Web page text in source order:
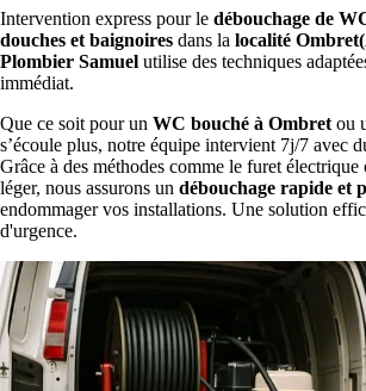
Intervention express pour le débouchage de
douches et baignoires dans la localité
Plombier Samuel utilise des techniques
immédiat.
Que ce soit pour un WC bouché à Ombret ou
s’écoule plus, notre équipe intervient 7j/7 avec
Grâce à des méthodes comme le furet électrique
léger, nous assurons un débouchage rapide et
endommager vos installations. Une solution
d'urgence.